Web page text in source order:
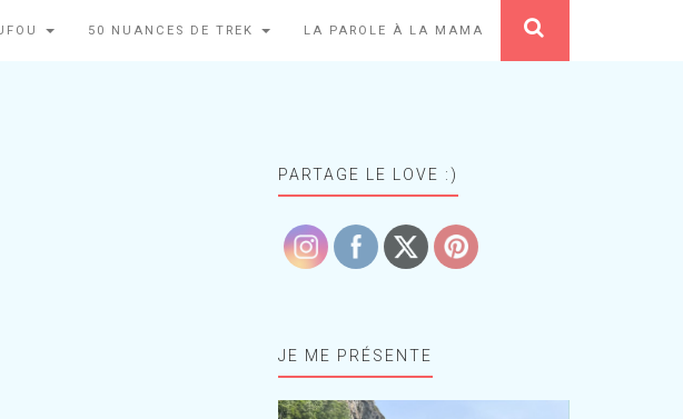
50 NUANCES DE TREK LA PAROLE À LA MAMA
PARTAGE LE LOVE :)
JE ME PRÉSENTE